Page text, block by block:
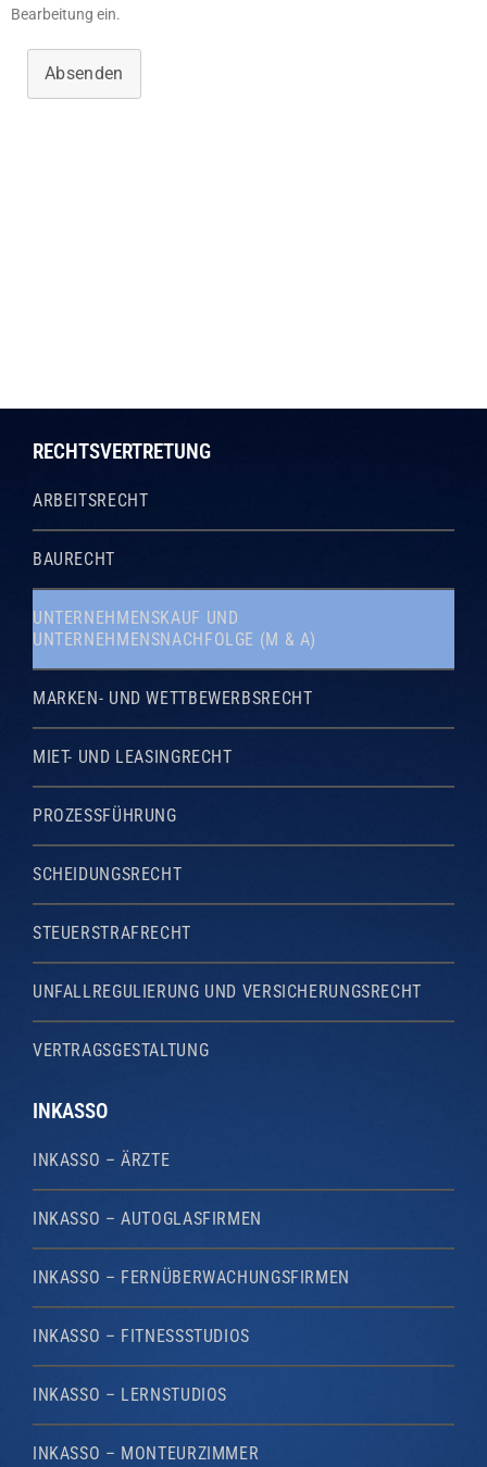
Bearbeitung ein.
Absenden
RECHTSVERTRETUNG
ARBEITSRECHT
BAURECHT
UNTERNEHMENSKAUF UND
UNTERNEHMENSNACHFOLGE (M & A)
MARKEN- UND WETTBEWERBSRECHT
MIET- UND LEASINGRECHT
PROZESSFÜHRUNG
SCHEIDUNGSRECHT
STEUERSTRAFRECHT
UNFALLREGULIERUNG UND VERSICHERUNGSRECHT
VERTRAGSGESTALTUNG
INKASSO
INKASSO – ÄRZTE
INKASSO – AUTOGLASFIRMEN
INKASSO – FERNÜBERWACHUNGSFIRMEN
INKASSO – FITNESSSTUDIOS
INKASSO – LERNSTUDIOS
INKASSO – MONTEURZIMMER